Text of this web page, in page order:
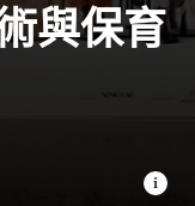
與保育